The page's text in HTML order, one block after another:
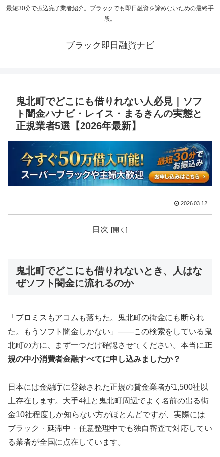
最短30分で振込完了業者紹介。ブラックでも即日融資を諦めないための最終手
段。
ブラック即日融資ナビ
鬼北町でどこにも借りれない人必見｜ソフ
ト闇金ハナビ・レイス・まるきんの実態と
正規業者5選【2026年最新】
2026.03.12
目次
鬼北町でどこにも借りれないとき、人はな
ぜソフト闇金に流れるのか
「プロミスもアコムも落ちた。鬼北町の街金にも断られ
た。もうソフト闇金しかない」——この検索をしている鬼
北町の方に、まず一つだけ確認させてください。本当に正
規の中小消費者金融すべてに申し込みましたか？
日本には金融庁に登録された正規の貸金業者が1,500社以
上存在します。大手4社と鬼北町周辺でよく名前の出る街
金10社程度しか知らない方がほとんどですが、実際には
ブラック・延滞中・任意整理中でも独自審査で対応してい
る業者が全国に点在しています。